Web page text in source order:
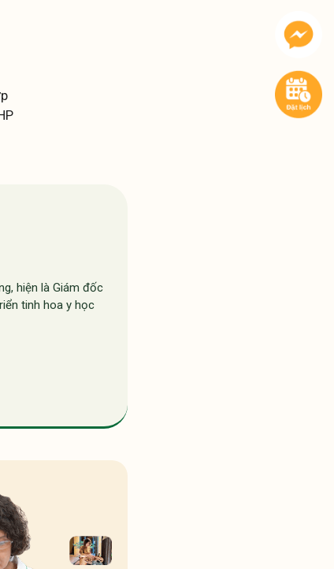
hiện là Giám đốc
tinh hoa y học